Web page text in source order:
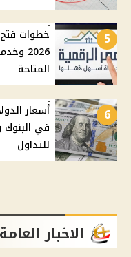
5
خطوات
2026
المتاحة
6
في
للتداول
الاخبار العامة